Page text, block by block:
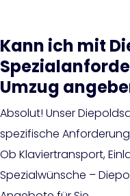
Kann ich mit
Umzug
Absolut! Unser
spezifische
Ob Klaviertransport,
Spezialwünsche –